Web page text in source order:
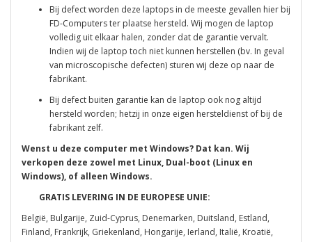
Bij defect worden deze laptops in de meeste gevallen hier bij
FD-Computers ter plaatse hersteld. Wij mogen de laptop
volledig uit elkaar halen, zonder dat de garantie vervalt.
Indien wij de laptop toch niet kunnen herstellen (bv. In geval
van microscopische defecten) sturen wij deze op naar de
fabrikant.
Bij defect buiten garantie kan de laptop ook nog altijd
hersteld worden; hetzij in onze eigen hersteldienst of bij de
fabrikant zelf.
Wenst u deze computer met Windows? Dat kan. Wij
verkopen deze zowel met Linux, Dual-boot (Linux en
Windows), of alleen Windows.
GRATIS LEVERING IN DE EUROPESE UNIE:
België, Bulgarije, Zuid-Cyprus, Denemarken, Duitsland, Estland,
Finland, Frankrijk, Griekenland, Hongarije, Ierland, Italië, Kroatië,